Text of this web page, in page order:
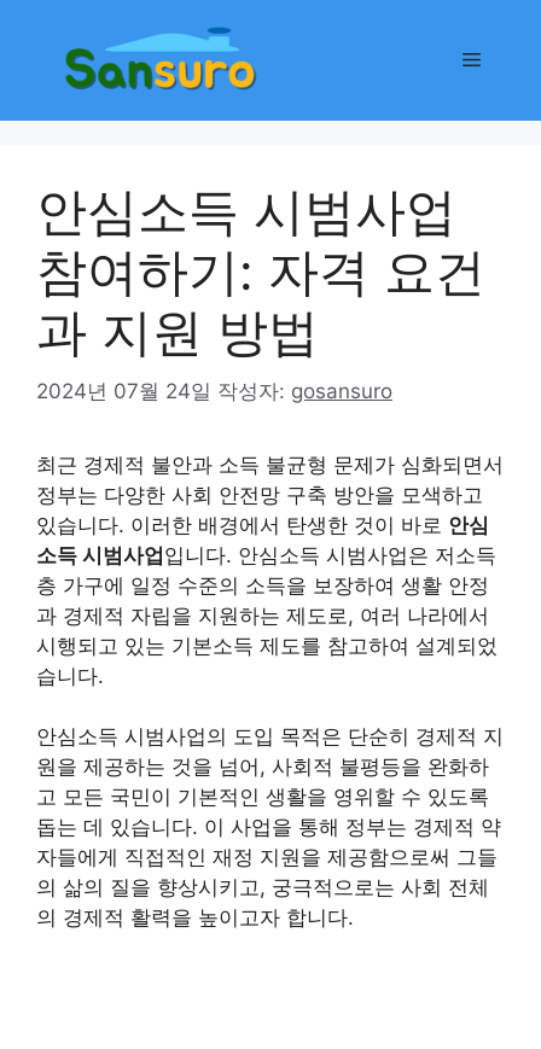
메
안심소득 시범사업
참여하기: 자격 요건
과 지원 방법
2024년 07월 24일 작성자: gosansuro
최근 경제적 불안과 소득 불균형 문제가 심화되면서
정부는 다양한 사회 안전망 구축 방안을 모색하고
있습니다. 이러한 배경에서 탄생한 것이 바로 안심
소득 시범사업입니다. 안심소득 시범사업은 저소득
층 가구에 일정 수준의 소득을 보장하여 생활 안정
과 경제적 자립을 지원하는 제도로, 여러 나라에서
시행되고 있는 기본소득 제도를 참고하여 설계되었
습니다.
안심소득 시범사업의 도입 목적은 단순히 경제적 지
원을 제공하는 것을 넘어, 사회적 불평등을 완화하
고 모든 국민이 기본적인 생활을 영위할 수 있도록
돕는 데 있습니다. 이 사업을 통해 정부는 경제적 약
자들에게 직접적인 재정 지원을 제공함으로써 그들
의 삶의 질을 향상시키고, 궁극적으로는 사회 전체
의 경제적 활력을 높이고자 합니다.